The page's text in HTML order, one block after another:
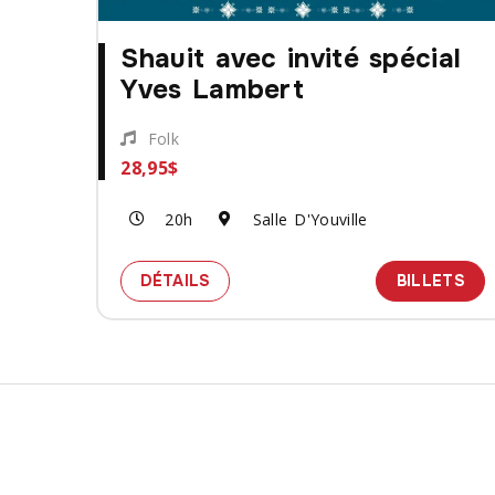
Shauit avec invité spécial
Yves Lambert
Folk
28,95$
20h Salle D'Youville
DÉTAILS SPECTACLE SHAUIT AVECBILLETS